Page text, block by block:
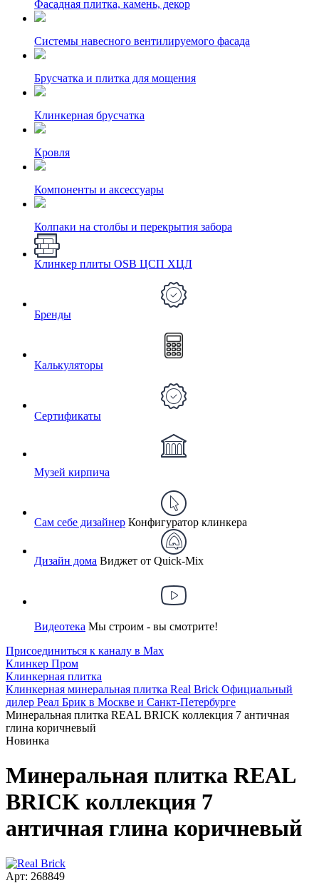
Фасадная плитка, камень, декор
Системы навесного вентилируемого фасада
Брусчатка и плитка для мощения
Клинкерная брусчатка
Кровля
Компоненты и аксессуары
Колпаки на столбы и перекрытия забора
Клинкер плиты OSB ЦСП ХЦЛ
Бренды
Калькуляторы
Сертификаты
Музей кирпича
Сам себе дизайнер Конфигуратор клинкера
Дизайн дома Виджет от Quick-Mix
Видеотека Мы строим - вы смотрите!
Присоединиться к каналу в Max
Клинкер Пром
Клинкерная плитка
Клинкерная минеральная плитка Real Brick Официальный
дилер Реал Брик в Москве и Санкт-Петербурге
Минеральная плитка REAL BRICK коллекция 7 античная
глина коричневый
Новинка
Минеральная плитка REAL
BRICK коллекция 7
античная глина коричневый
Арт: 268849